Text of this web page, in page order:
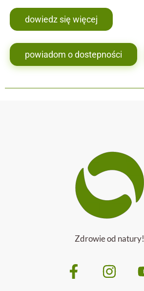
dowiedz się więcej
powiadom o dostepności
Zdrowie od natury!